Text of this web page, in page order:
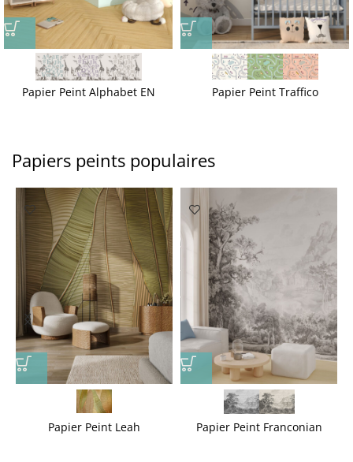
Papier Peint Alphabet EN Papier Peint Traffico
Papiers peints populaires
Papier Peint Leah Papier Peint Franconian